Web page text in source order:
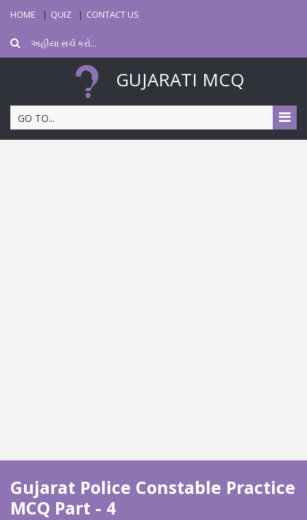
HOME QUIZ CONTACT US
GUJARATI MCQ
GO TO...
Gujarat Police Constable Practice
MCQ Part - 4